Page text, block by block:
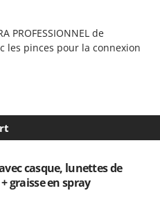
PROFESSIONNEL de
les pinces pour la connexion
casque, lunettes de
graisse en spray